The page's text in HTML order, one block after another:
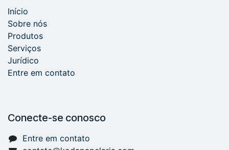
Início
Sobre nós
Produtos
Serviços
Jurídico
Entre em contato
Conecte-se conosco
Entre em contato